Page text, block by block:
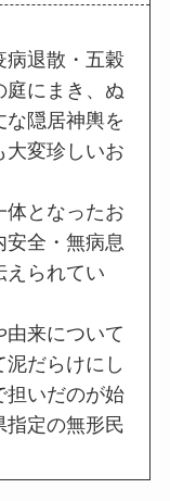
退散・五穀
庭にまき、ぬ
な隠居神輿を
大変珍しいお
となったお
安全・無病息
えられてい
来について
だらけにし
担いだのが始
指定の無形民